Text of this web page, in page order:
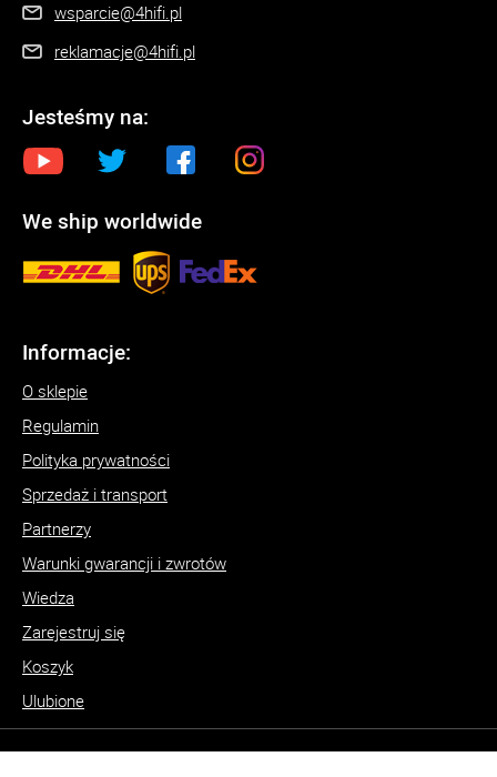
wsparcie@4hifi.pl
reklamacje@4hifi.pl
Jesteśmy na:
We ship worldwide
Informacje:
O sklepie
Regulamin
Polityka prywatności
Sprzedaż i transport
Partnerzy
Warunki gwarancji i zwrotów
Wiedza
Zarejestruj się
Koszyk
Ulubione